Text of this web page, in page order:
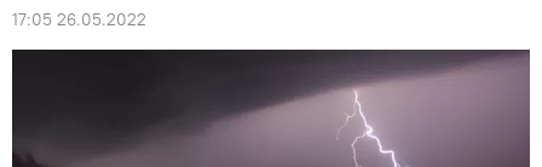
17:05 26.05.2022